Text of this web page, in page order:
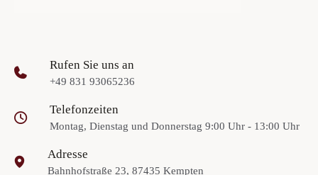
Rufen Sie uns an
+49 831 93065236
Telefonzeiten
Montag, Dienstag und Donnerstag 9:00 Uhr - 13:00 Uhr
Adresse
Bahnhofstraße 23, 87435 Kempten